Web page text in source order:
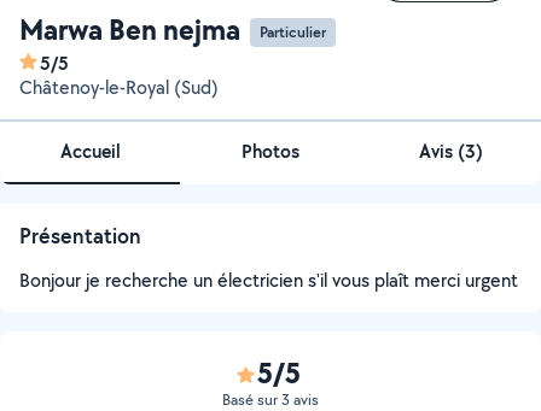
Marwa Ben nejma Particulier
5/5
Châtenoy-le-Royal (Sud)
Accueil Photos Avis (3)
Présentation
Bonjour je recherche un électricien s'il vous plaît merci urgent
5/5
Basé sur 3 avis